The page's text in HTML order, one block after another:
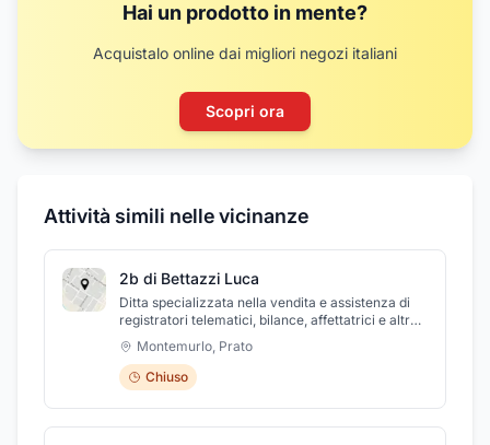
Hai un prodotto in mente?
Acquistalo online dai migliori negozi italiani
Scopri ora
Attività simili nelle vicinanze
2b di Bettazzi Luca
Ditta specializzata nella vendita e assistenza di
registratori telematici, bilance, affettatrici e altre
strumentazioni per la ristorazione.
Montemurlo, Prato
Chiuso